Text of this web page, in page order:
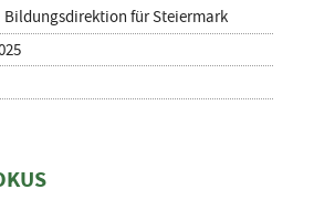
Bildungsdirektion für Steiermark